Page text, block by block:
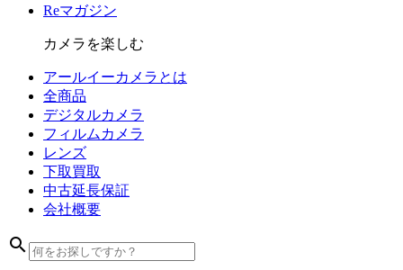
Reマガジン
カメラを楽しむ
アールイーカメラとは
全商品
デジタルカメラ
フィルム カメラ
レンズ
下取買取
中古延長保証
会社概要
search